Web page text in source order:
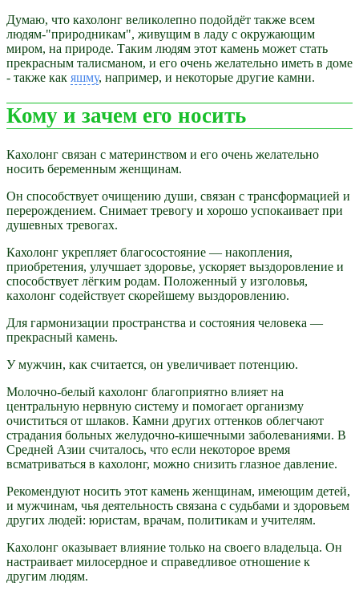
Думаю, что кахолонг великолепно подойдёт также всем
людям-"природникам", живущим в ладу с окружающим
миром, на природе. Таким людям этот камень может стать
прекрасным талисманом, и его очень желательно иметь в доме
- также как яшму, например, и некоторые другие камни.
Кому и зачем его носить
Кахолонг связан с материнством и его очень желательно
носить беременным женщинам.
Он способствует очищению души, связан с трансформацией и
перерождением. Снимает тревогу и хорошо успокаивает при
душевных тревогах.
Кахолонг укрепляет благосостояние — накопления,
приобретения, улучшает здоровье, ускоряет выздоровление и
способствует лёгким родам. Положенный у изголовья,
кахолонг содействует скорейшему выздоровлению.
Для гармонизации пространства и состояния человека —
прекрасный камень.
У мужчин, как считается, он увеличивает потенцию.
Молочно-белый кахолонг благоприятно влияет на
центральную нервную систему и помогает организму
очиститься от шлаков. Камни других оттенков облегчают
страдания больных желудочно-кишечными заболеваниями. В
Средней Азии считалось, что если некоторое время
всматриваться в кахолонг, можно снизить глазное давление.
Рекомендуют носить этот камень женщинам, имеющим детей,
и мужчинам, чья деятельность связана с судьбами и здоровьем
других людей: юристам, врачам, политикам и учителям.
Кахолонг оказывает влияние только на своего владельца. Он
настраивает милосердное и справедливое отношение к
другим людям.